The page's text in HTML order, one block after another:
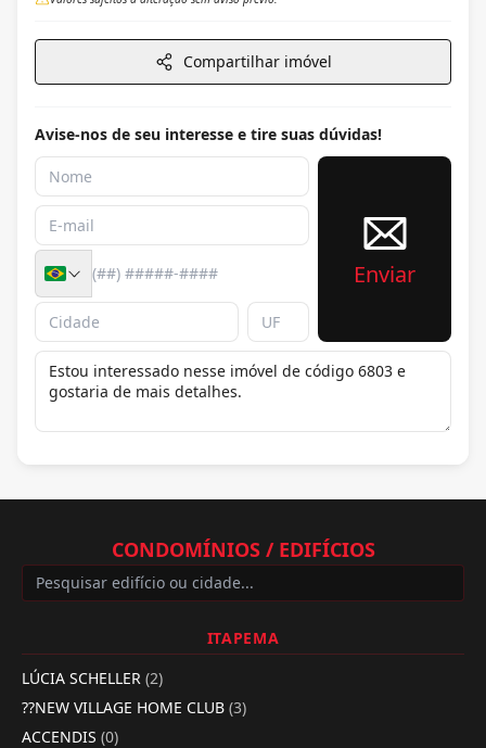
Compartilhar imóvel
Avise-nos de seu interesse e tire suas dúvidas!
Enviar
CONDOMÍNIOS / EDIFÍCIOS
ITAPEMA
LÚCIA SCHELLER (2)
??NEW VILLAGE HOME CLUB (3)
ACCENDIS (0)